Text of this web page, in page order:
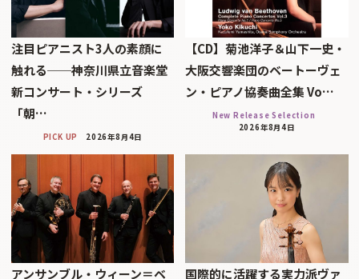
注目ピアニスト3人の素顔に
触れる──神奈川県立音楽堂
新コンサート・シリーズ
「朝…
PICK UP 2026年8月4日
【CD】菊池洋子＆山下一史・
大阪交響楽団のベートーヴェ
ン・ピアノ協奏曲全集 Vo…
New Release Selection
2026年8月4日
アンサンブル・ウィーン＝ベ
国際的に活躍する実力派ヴァ